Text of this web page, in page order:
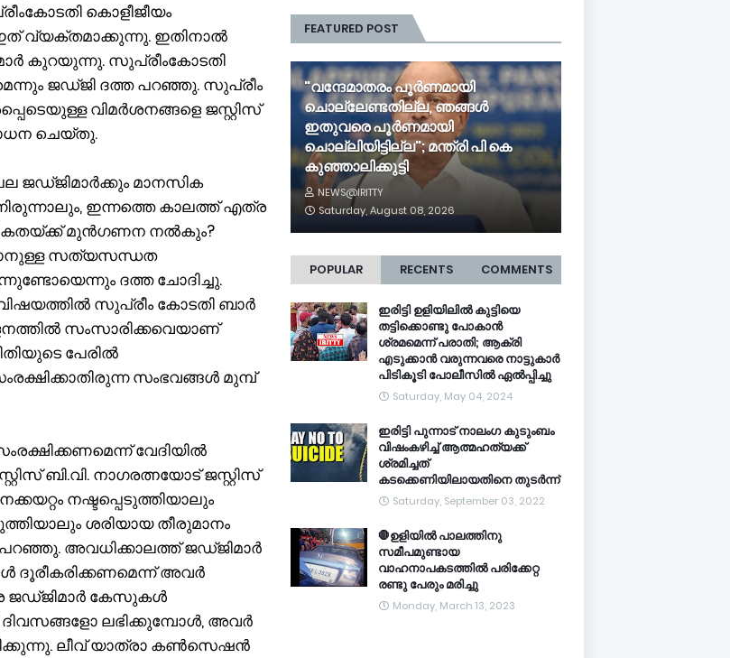
കൊളീജീയം
വ്യക്തമാക്കുന്നു. ഇതിനാൽ
കുറയുന്നു. സുപ്രീംകോടതി
ജഡ്ജി ദത്ത പറഞ്ഞു. സുപ്രീം
വിമർശനങ്ങളെ ജസ്റ്റിസ്
ചെയ്തു.
പല ജഡ്ജിമാർക്കും മാനസിക
ഇന്നത്തെ കാലത്ത് എത്ര
മുൻഗണന നൽകും?
സത്യസന്ധത
ദത്ത ചോദിച്ചു.
സുപ്രീം കോടതി ബാർ
സംസാരിക്കവെയാണ്
പേരിൽ
സംഭവങ്ങൾ മുമ്പ്
വേദിയിൽ
ബി.വി. നാഗരത്നയോട് ജസ്റ്റിസ്
നഷ്ടപ്പെടുത്തിയാലും
ശരിയായ തീരുമാനം
പറഞ്ഞു. അവധിക്കാലത്ത് ജഡ്ജിമാർ
ദൂരീകരിക്കണമെന്ന് അവർ
ജഡ്ജിമാർ കേസുകൾ
ലഭിക്കുമ്പോൾ, അവർ
ലീവ് യാത്രാ കൺസെഷൻ
FEATURED POST
"വന്ദേമാതരം പൂർണമായി
ചൊല്ലേണ്ടതില്ല, ഞങ്ങൾ
ഇതുവരെ പൂർണമായി
ചൊല്ലിയിട്ടില്ല"; മന്ത്രി പി കെ
കുഞ്ഞാലിക്കുട്ടി
NEWS@IRITTY
Saturday, August 08, 2026
POPULAR RECENTS COMMENTS
ഇരിട്ടി ഉളിയിലിൽ കുട്ടിയെ
തട്ടിക്കൊണ്ടു പോകാൻ
ശ്രമമെന്ന് പരാതി; ആക്രി
എടുക്കാൻ വരുന്നവരെ നാട്ടുകാർ
പിടികൂടി പോലീസിൽ ഏൽപ്പിച്ചു
Saturday, May 04, 2024
ഇരിട്ടി പുന്നാട് നാലംഗ കുടുംബം
വിഷംകഴിച്ച്‌ ആത്മഹത്യക്ക്
ശ്രമിച്ചത്
കടക്കെണിയിലായതിനെ തുടർന്ന്
Saturday, September 03, 2022
🛑ഉളിയിൽ പാലത്തിനു
സമീപമുണ്ടായ
വാഹനാപകടത്തിൽ പരിക്കേറ്റ
രണ്ടു പേരും മരിച്ചു
Monday, March 13, 2023